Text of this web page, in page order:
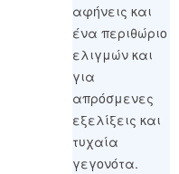
αφήνεις και
ένα περιθώριο
ελιγμών και
για
απρόσμενες
εξελίξεις και
τυχαία
γεγονότα.